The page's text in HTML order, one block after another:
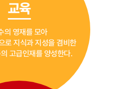
교육
의 영재를 모아
로 지식과 지성을 겸비한
고급인재를 양성한다.